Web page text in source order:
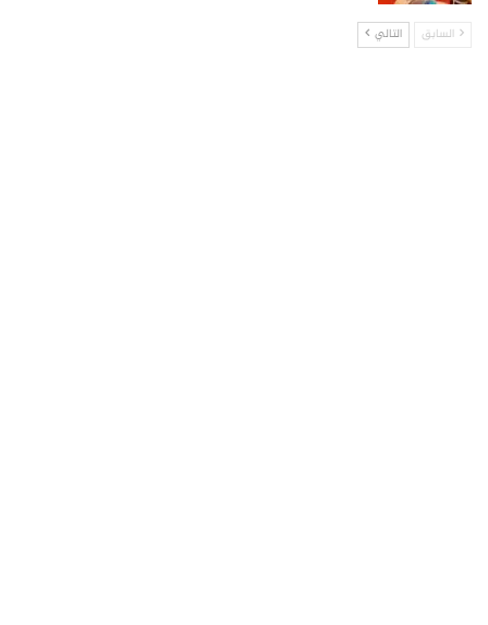
السابق التالي